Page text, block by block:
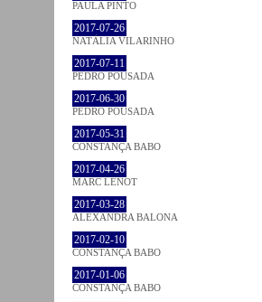
PAULA PINTO
2017-07-26
NATÁLIA VILARINHO
2017-07-11
PEDRO POUSADA
2017-06-30
PEDRO POUSADA
2017-05-31
CONSTANÇA BABO
2017-04-26
MARC LENOT
2017-03-28
ALEXANDRA BALONA
2017-02-10
CONSTANÇA BABO
2017-01-06
CONSTANÇA BABO